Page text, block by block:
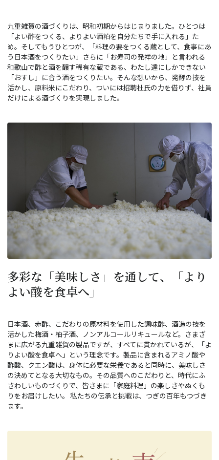
九重雑賀の酒づくりは、昭和初期からはじまりました。ひとつは
「よい酢をつくる、よりよい酒粕を自分たちで手に入れる」た
め。そしてもうひとつが、「料理の要をつくる蔵として、食事にあ
う日本酒をつくりたい」さらに「お寿司の発祥の地」と言われる
和歌山で酢と酒を醸す稀有な蔵である、わたし達にしかできない
「おすし」に合う酒をつくりたい。そんな想いから、発酵の技を
活かし、原料米にこだわり、ついには招聘杜氏の力を借りず、社員
だけによる酒づくりを実現しました。
多彩な「美味しさ」を通して、「より
よい酸を食卓へ」
日本酒、赤酢、こだわりの原材料を使用した調味酢、酒造の技を
活かした梅酒・柚子酒、ノンアルコールリキュールなど。さまざ
まに広がる九重雑賀の製品ですが、すべてに貫かれているが、「よ
りよい酸を食卓へ」という理念です。製品に含まれるアミノ酸や
酢酸、クエン酸は、身体に必要な栄養であると同時に、美味しさ
の決めてとなる大切なもの。その品質へのこだわりと、時代にふ
さわしいものづくりで、皆さまに「家庭料理」の楽しさやぬくも
りをお届けしたい。 私たちの伝承と挑戦は、つぎの百年もつづき
ます。